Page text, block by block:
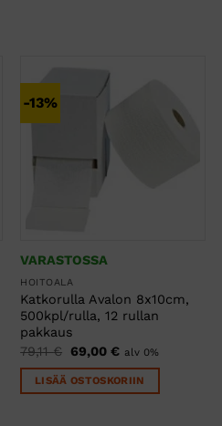
-13%
VARASTOSSA
HOITOALA
Katkorulla Avalon 8x10cm,
500kpl/rulla, 12 rullan
pakkaus
79,11€
Alkuperäinen
oli:
79,11 €.
69,00€Nykyinen
on:
69,00 €.
alv 0%
LISÄÄ OSTOSKORIIN